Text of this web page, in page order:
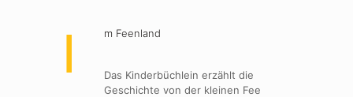
I m Feenland
Das Kinderbüchlein erzählt die
Geschichte von der kleinen Fee